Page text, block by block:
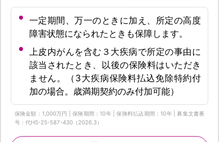
一定期間、万一のときに加え、所定の高度
障害状態になられたときも保障します。
上皮内がんを含む３大疾病で所定の事由に
該当されたとき、以後の保険料はいただき
ません。（3大疾病保険料払込免除特約付
加の場合。歳満期契約のみ付加可能）
保険金額：1,000万円 | 保険期間：10年 | 保険料払込期間：10年 | 募集文書番
号：代HS-25-587-430（2026.3）